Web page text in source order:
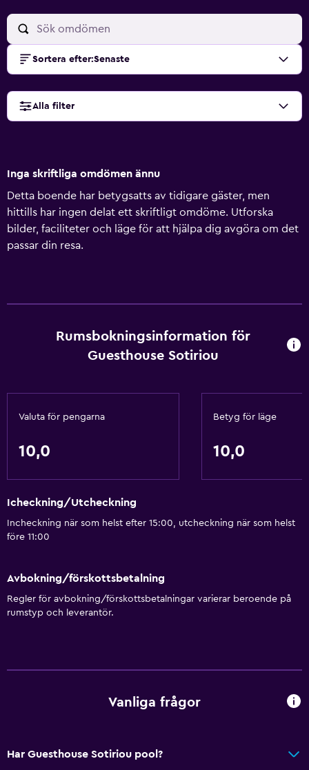
Sortera efter:Senaste
Alla filter
Inga skriftliga omdömen ännu
Detta boende har betygsatts av tidigare gäster, men
hittills har ingen delat ett skriftligt omdöme. Utforska
bilder, faciliteter och läge för att hjälpa dig avgöra om det
passar din resa.
Rumsbokningsinformation för
Guesthouse Sotiriou
Valuta för pengarna
10,0
Betyg för läge
10,0
Icheckning/Utcheckning
Incheckning när som helst efter 15:00, utcheckning när som helst
före 11:00
Avbokning/förskottsbetalning
Regler för avbokning/förskottsbetalningar varierar beroende på
rumstyp och leverantör.
Vanliga frågor
Har Guesthouse Sotiriou pool?